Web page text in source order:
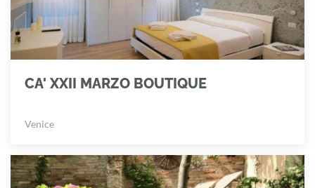
CA' XXII MARZO BOUTIQUE
Venice